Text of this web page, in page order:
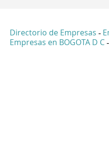
Directorio de Empresas -
Empresas en BOGOTA D C -